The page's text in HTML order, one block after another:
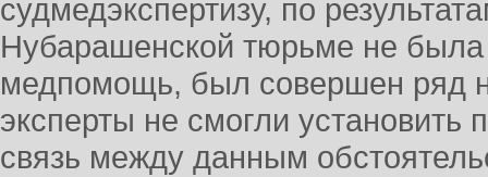
судмедэкспертизу, по
Нубарашенской тюрьме не
медпомощь, был совершен ряд
эксперты не смогли установить
связь между данным